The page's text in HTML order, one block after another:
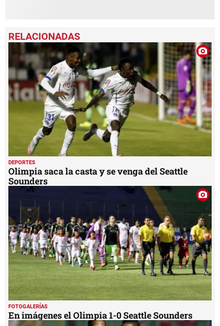
DEPORTES
Olimpia saca la casta y se venga del Seattle
Sounders
FOTOGALERÍAS
En imágenes el Olimpia 1-0 Seattle Sounders